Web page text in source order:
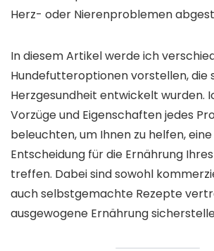
Herz- oder Nierenproblemen
In diesem Artikel werde ich
Hundefutteroptionen vorstellen, die
Herzgesundheit entwickelt wurden.
Vorzüge und Eigenschaften jedes
beleuchten, um Ihnen zu helfen,
Entscheidung für die Ernährung
treffen. Dabei sind sowohl
auch selbstgemachte Rezepte
ausgewogene Ernährung